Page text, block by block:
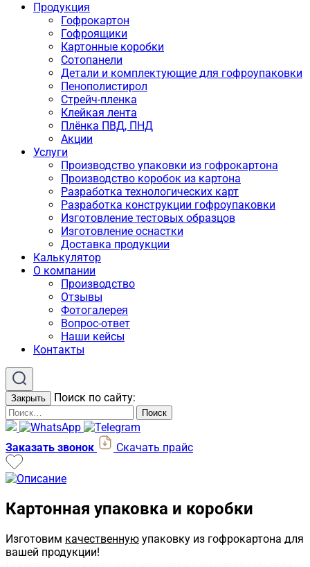
Продукция
Гофрокартон
Гофроящики
Картонные коробки
Сотопанели
Детали и комплектующие для гофроупаковки
Пенополистирол
Стрейч-пленка
Клейкая лента
Плёнка ПВД, ПНД
Акции
Услуги
Производство упаковки из гофрокартона
Производство коробок из картона
Разработка технологических карт
Разработка конструкции гофроупаковки
Изготовление тестовых образцов
Изготовление оснастки
Доставка продукции
Калькулятор
О компании
Производство
Отзывы
Фотогалерея
Вопрос-ответ
Наши кейсы
Контакты
Закрыть
Поиск по сайту:
Искать:
Поиск
Заказать звонок Скачать прайс
Картонная упаковка и коробки
Изготовим качественную упаковку из гофрокартона для
вашей продукции!